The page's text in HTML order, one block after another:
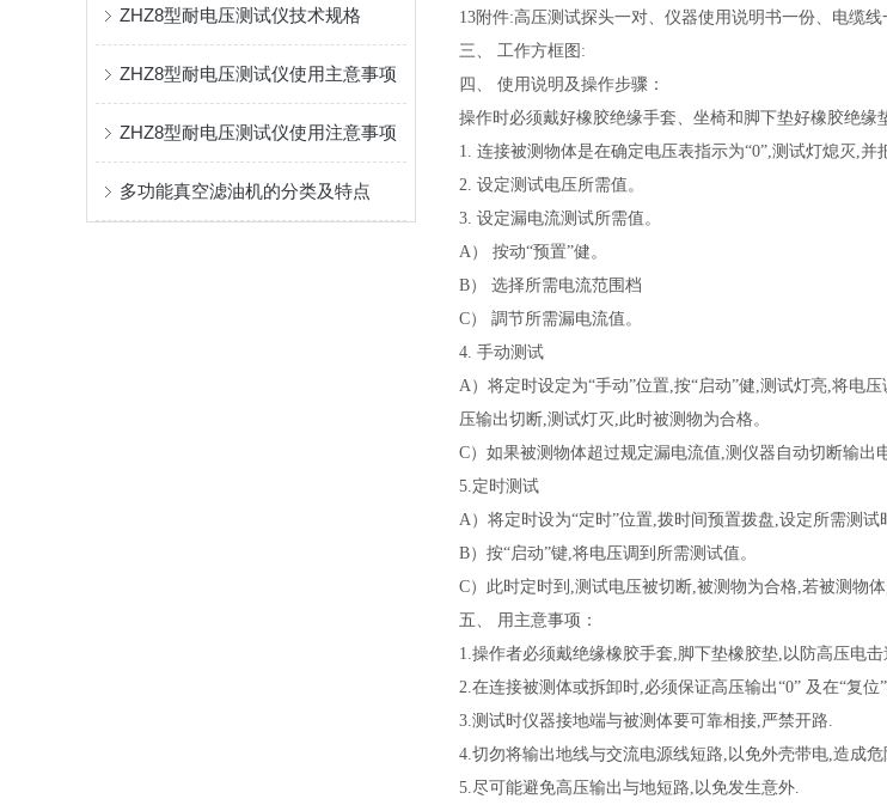
ZHZ8型耐电压测试仪技术规格
ZHZ8型耐电压测试仪使用主意事项
ZHZ8型耐电压测试仪使用注意事项
多功能真空滤油机的分类及特点
13附件:高压测试探头一对、仪器使用说明书一份、电缆线
三、 工作方框图:
四、 使用说明及操作步骤：
操作时必须戴好橡胶绝缘手套、坐椅和脚下垫好橡胶绝
1. 连接被测物体是在确定电压表指示为“0”,测试灯熄灭,并
2. 设定测试电压所需值。
3. 设定漏电流测试所需值。
A） 按动“预置”健。
B） 选择所需电流范围档
C） 調节所需漏电流值。
4. 手动测试
A）将定时设定为“手动”位置,按“启动”健,测试灯亮,将电
压输出切断,测试灯灭,此时被测物为合格。
C）如果被测物体超过规定漏电流值,测仪器自动切断输
5.定时测试
A）将定时设为“定时”位置,拨时间预置拨盘,设定所需测试
B）按“启动”键,将电压调到所需测试值。
C）此时定时到,测试电压被切断,被测物为合格,若被测物
五、 用主意事项：
1.操作者必须戴绝缘橡胶手套,脚下垫橡胶垫,以防高压电
2.在连接被测体或拆卸时,必须保证高压输出“0” 及在“复位
3.测试时仪器接地端与被测体要可靠相接,严禁开路.
4.切勿将输出地线与交流电源线短路,以免外壳带电,造成危
5.尽可能避免高压输出与地短路,以免发生意外.